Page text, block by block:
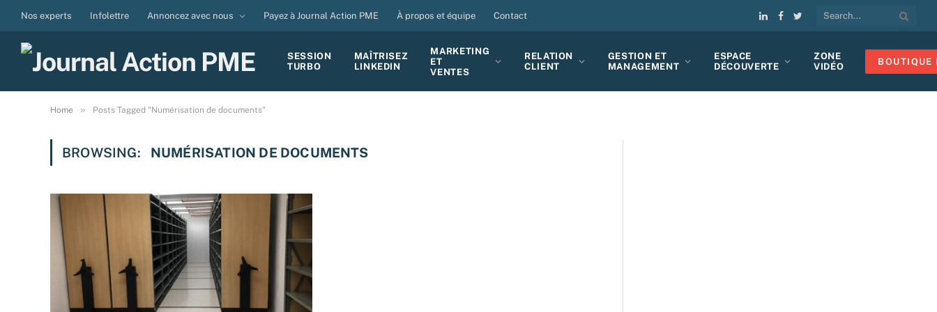
Nos experts Infolettre Annoncez avec nous Payez à Journal Action PME À propos et équipe Contact
LinkedIn
Facebook
Twitter
SESSION
TURBO
MAÎTRISEZ
LINKEDIN
MARKETING
ET
VENTES
RELATION
CLIENT
GESTION ET
MANAGEMENT
ESPACE
DÉCOUVERTE
ZONE
VIDÉO
BOUTIQUE
Home » Posts Tagged "Numérisation de documents"
BROWSING: NUMÉRISATION DE DOCUMENTS